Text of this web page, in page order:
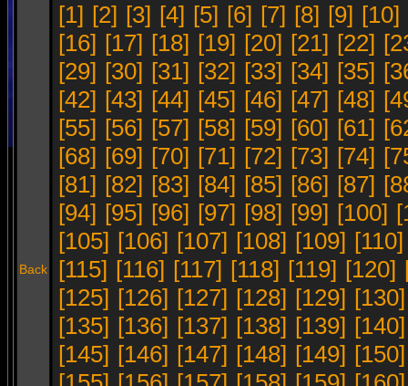
Back
[1] [2] [3] [4] [5] [6] [7] [8] [9] [10]
[16] [17] [18] [19] [20] [21] [22]
[29] [30] [31] [32] [33] [34] [35]
[42] [43] [44] [45] [46] [47] [48]
[55] [56] [57] [58] [59] [60] [61]
[68] [69] [70] [71] [72] [73] [74]
[81] [82] [83] [84] [85] [86] [87]
[94] [95] [96] [97] [98] [99] [100]
[105] [106] [107] [108] [109] [110]
[115] [116] [117] [118] [119] [120]
[125] [126] [127] [128] [129] [130]
[135] [136] [137] [138] [139] [140]
[145] [146] [147] [148] [149] [150]